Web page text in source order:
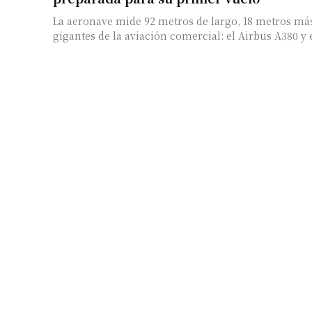
La aeronave mide 92 metros de largo, 18 metros
gigantes de la aviación comercial: el Airbus A380 y